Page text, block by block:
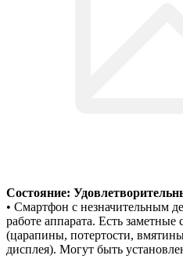
Состояние:
• Смартфон с незначительным
работе аппарата. Есть заметные
(царапины, потертости,
дисплея). Могут быть